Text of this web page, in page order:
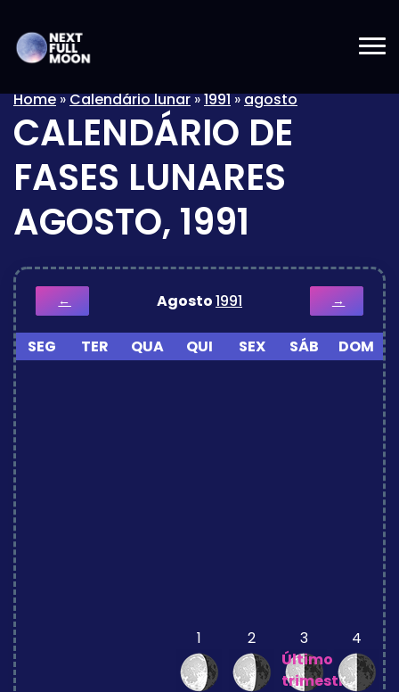
Home»Calendário lunar»1991»agosto
CALENDÁRIO DE
FASES LUNARES
AGOSTO, 1991
← Agosto1991 →
SEG TER QUA QUI SEX SÁB DOM
1 2
3
Último
trimestre
4